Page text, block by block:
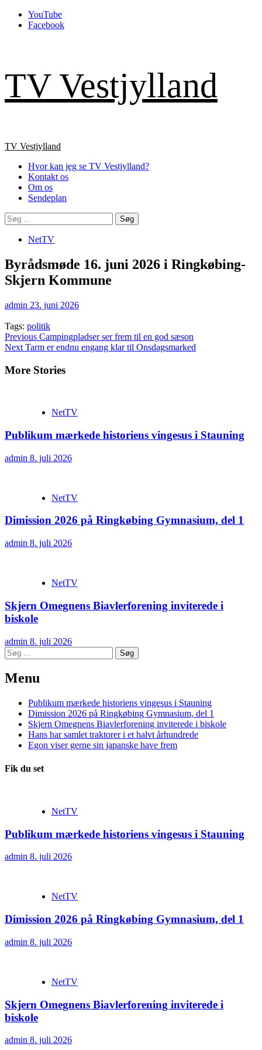
Skip
YouTube
Facebook
TV Vestjylland
Primary
TV Vestjylland
Hvor kan jeg se TV Vestjylland?
Kontakt os
Om os
Sendeplan
Søg
efter:
NetTV
Byrådsmøde 16. juni 2026 i Ringkøbing-
Skjern Kommune
admin 23. juni 2026
Tags: politik
Continue
Reading
Previous Campingpladser ser frem til en god sæson
Next Tarm er endnu engang klar til Onsdagsmarked
More Stories
NetTV
Publikum mærkede historiens vingesus i Stauning
admin 8. juli 2026
NetTV
Dimission 2026 på Ringkøbing Gymnasium, del 1
admin 8. juli 2026
NetTV
Skjern Omegnens Biavlerforening inviterede i
biskole
admin 8. juli 2026
Søg
efter:
Menu
Publikum mærkede historiens vingesus i Stauning
Dimission 2026 på Ringkøbing Gymnasium, del 1
Skjern Omegnens Biavlerforening inviterede i biskole
Hans har samlet traktorer i et halvt århundrede
Egon viser gerne sin japanske have frem
Fik du set
NetTV
Publikum mærkede historiens vingesus i Stauning
admin 8. juli 2026
NetTV
Dimission 2026 på Ringkøbing Gymnasium, del 1
admin 8. juli 2026
NetTV
Skjern Omegnens Biavlerforening inviterede i
biskole
admin 8. juli 2026